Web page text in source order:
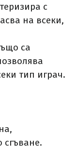
с
на всеки,
са
тип играч.
сгъване.